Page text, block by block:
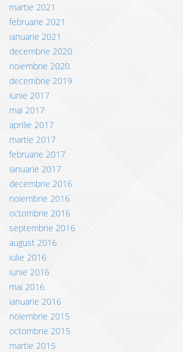
martie 2021
februarie 2021
ianuarie 2021
decembrie 2020
noiembrie 2020
decembrie 2019
iunie 2017
mai 2017
aprilie 2017
martie 2017
februarie 2017
ianuarie 2017
decembrie 2016
noiembrie 2016
octombrie 2016
septembrie 2016
august 2016
iulie 2016
iunie 2016
mai 2016
ianuarie 2016
noiembrie 2015
octombrie 2015
martie 2015